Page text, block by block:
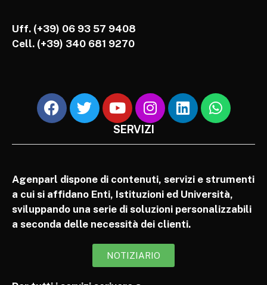
Uff. (+39) 06 93 57 9408
Cell. (+39) 340 681 9270
SERVIZI
Agenparl dispone di contenuti, servizi e strumenti
a cui si affidano Enti, Istituzioni ed Università,
sviluppando una serie di soluzioni personalizzabili
a seconda delle necessità dei clienti.
NOTIZIARIO